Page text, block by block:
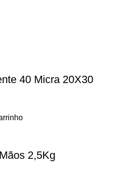
40 Micra 20X30
2,5Kg